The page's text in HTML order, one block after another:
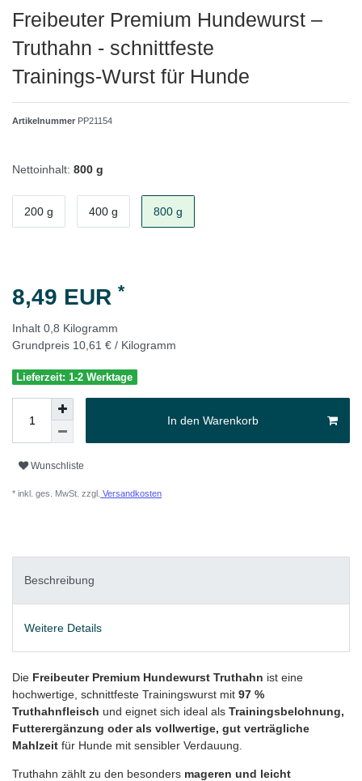
Freibeuter Premium Hundewurst –
Truthahn - schnittfeste
Trainings‑Wurst für Hunde
Artikelnummer PP21154
Nettoinhalt: 800 g
200 g 400 g 800 g
8,49 EUR *
Inhalt 0,8 Kilogramm
Grundpreis 10,61 € / Kilogramm
Lieferzeit: 1-2 Werktage
In den Warenkorb
Wunschliste
* inkl. ges. MwSt. zzgl. Versandkosten
Beschreibung
Weitere Details
Die Freibeuter Premium Hundewurst Truthahn ist eine
hochwertige, schnittfeste Trainingswurst mit 97 %
Truthahnfleisch und eignet sich ideal als Trainingsbelohnung,
Futterergänzung oder als vollwertige, gut verträgliche
Mahlzeit für Hunde mit sensibler Verdauung.
Truthahn zählt zu den besonders mageren und leicht